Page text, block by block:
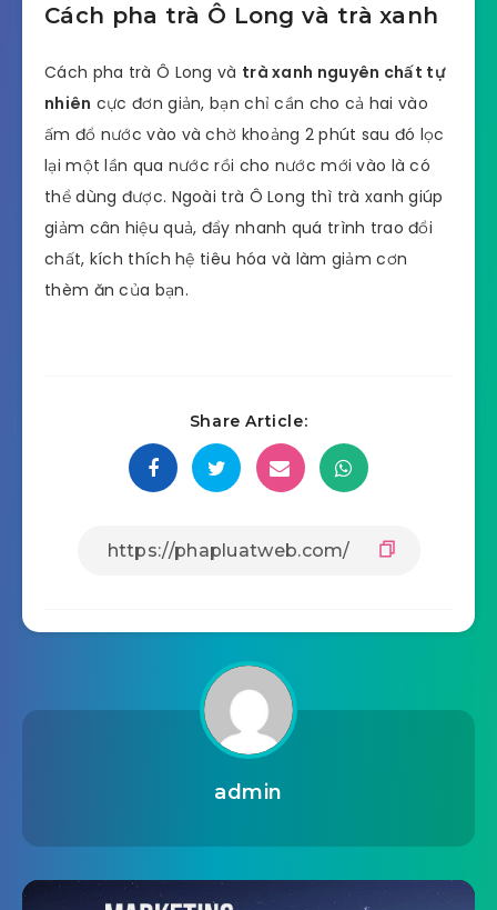
Cách pha trà Ô Long và trà xanh
Cách pha trà Ô Long và trà xanh nguyên chất tự
nhiên cực đơn giản, bạn chỉ cần cho cả hai vào
ấm đổ nước vào và chờ khoảng 2 phút sau đó lọc
lại một lần qua nước rồi cho nước mới vào là có
thể dùng được. Ngoài trà Ô Long thì trà xanh giúp
giảm cân hiệu quả, đẩy nhanh quá trình trao đổi
chất, kích thích hệ tiêu hóa và làm giảm cơn
thèm ăn của bạn.
Share Article:
admin